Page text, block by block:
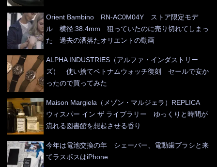
Orient Bambino RN-AC0M04Y ストア限定モデ
ル 横径:38.4mm 狙っていたのに売り切れてしまっ
た 過去の洒落たオリエントの動画
ALPHA INDUSTRIES（アルファ・インダストリー
ズ） 使い捨てベトナムウォッチ復刻 セールで安か
ったので買ってみた
Maison Margiela（メゾン・マルジェラ）REPLICA
ウィスパー イン ザ ライブラリー ゆっくりと時間が
流れる図書館を想起させる香り
今年は電池交換の年 シェーバー、電動歯ブラシと来
てラスボスはiPhone